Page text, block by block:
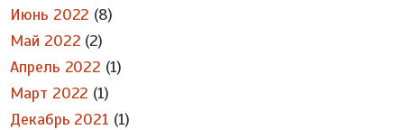
Июнь 2022 (8)
Май 2022 (2)
Апрель 2022 (1)
Март 2022 (1)
Декабрь 2021 (1)